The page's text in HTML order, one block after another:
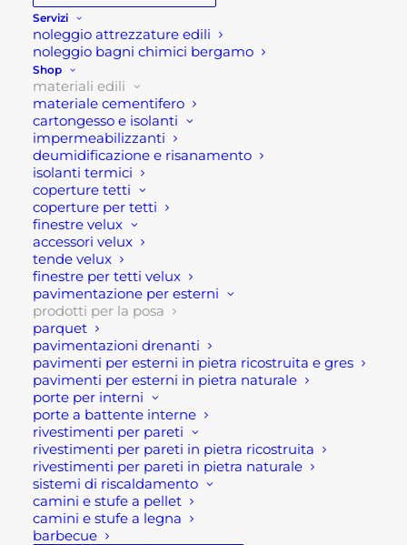
Servizi
noleggio attrezzature edili
noleggio bagni chimici bergamo
Shop
materiali edili
materiale cementifero
cartongesso e isolanti
impermeabilizzanti
deumidificazione e risanamento
isolanti termici
coperture tetti
coperture per tetti
finestre velux
accessori velux
tende velux
finestre per tetti velux
pavimentazione per esterni
prodotti per la posa
parquet
pavimentazioni drenanti
pavimenti per esterni in pietra ricostruita e gres
pavimenti per esterni in pietra naturale
porte per interni
porte a battente interne
rivestimenti per pareti
rivestimenti per pareti in pietra ricostruita
rivestimenti per pareti in pietra naturale
sistemi di riscaldamento
camini e stufe a pellet
camini e stufe a legna
barbecue
a 60 mm adatto a ricevere la posa diretta di
pavimenti incollati (anche sensibili all’umidità) e
strati impermeabilizzanti (sia membrane
prefabbricate che liquide).
Si tratta di un premiscelato in sacco costituito da
inerti selezionati, leganti specifici e additivi, ha una
densità in opera circa 2.100 kg/m3, a ritiro
controllato < 450 µm/m per superfici sino a 50 m2
senza giunti e reti di rinforzo a tutto vantaggio di
una maggiore qualità e sicurezza della
pavimentazione.
E’ idoneo alla posa di qualsiasi pavimentazione, sia
sensibile all’umidità (tipo parquet, gomma, pvc,
linoleum, resilienti ecc..), che non sensibile
all’umidità (tipo ceramiche, anche di grande
formato, e assimilabili), già a partire da 1 gg nello
spessore minimo di 1 cm (per altri spessori e tempi
di asciugatura vedi scheda tecnica).
Resistente alla compressione (25 n/mm²) e a
flessione (6 n/mm²).
La messa in opera è facile e sicura con l’impiego
delle tradizionali attrezzature di cantiere quali
betoniere, mescolatori planetari, impastatrici a